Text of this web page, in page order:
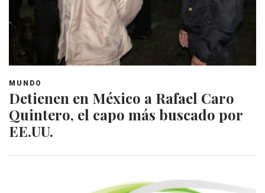
MUNDO
Detienen en México a Rafael Caro
Quintero, el capo más buscado por
EE.UU.